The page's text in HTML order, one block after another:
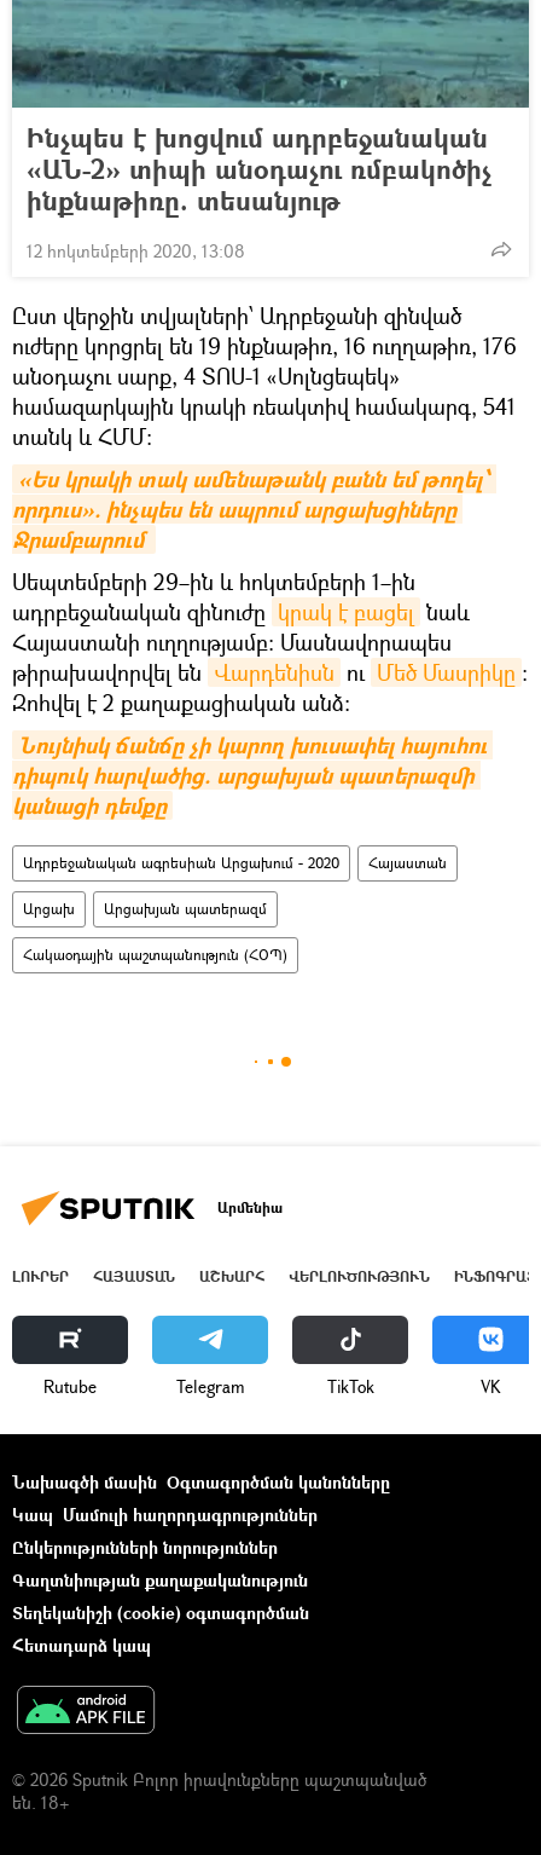
Ինչպես է խոցվում ադրբեջանական
«ԱՆ-2» տիպի անօդաչու ռմբակոծիչ
ինքնաթիռը. տեսանյութ
12 հոկտեմբերի 2020, 13:08
Ըստ վերջին տվյալների՝ Ադրբեջանի զինված
ուժերը կորցրել են 19 ինքնաթիռ, 16 ուղղաթիռ, 176
անօդաչու սարք, 4 ՏՈՍ-1 «Սոլնցեպեկ»
համազարկային կրակի ռեակտիվ համակարգ, 541
տանկ և ՀՄՄ:
«Ես կրակի տակ ամենաթանկ բանն եմ թողել՝
որդուս». ինչպես են ապրում արցախցիները
Ջրամբարում
Սեպտեմբերի 29–ին և հոկտեմբերի 1–ին
ադրբեջանական զինուժը կրակ է բացել նաև
Հայաստանի ուղղությամբ։ Մասնավորապես
թիրախավորվել են Վարդենիսն ու Մեծ Մասրիկը ։
Զոհվել է 2 քաղաքացիական անձ։
Նույնիսկ ճանճը չի կարող խուսափել հայուհու
դիպուկ հարվածից. արցախյան պատերազմի
կանացի դեմքը
Ադրբեջանական ագրեսիան Արցախում - 2020 Հայաստան
Արցախ Արցախյան պատերազմ
Հակաօդային պաշտպանություն (ՀՕՊ)
Արմենիա
ԼՈՒՐԵՐ ՀԱՅԱՍՏԱՆ ԱՇԽԱՐՀ ՎԵՐԼՈՒԾՈՒԹՅՈՒՆ
Rutube Telegram ТikТоk VK
Նախագծի մասին Օգտագործման կանոնները
Կապ Մամուլի հաղորդագրություններ
Ընկերությունների նորություններ
Գաղտնիության քաղաքականություն
Տեղեկանիշի (cookie) օգտագործման
Հետադարձ կապ
© 2026 Sputnik Բոլոր իրավունքները պաշտպանված
են. 18+